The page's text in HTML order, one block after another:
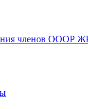
членов ОООР